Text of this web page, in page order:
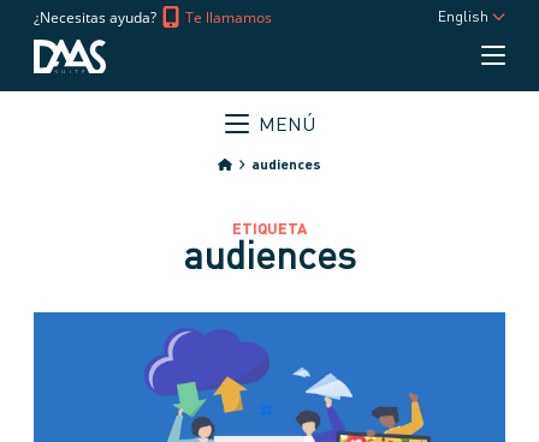
¿Necesitas ayuda? Te llamamos English
MENÚ
audiences
ETIQUETA
audiences